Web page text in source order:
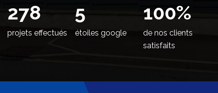
342
projets effectués
5
étoiles google
100%
de nos clients
satisfaits